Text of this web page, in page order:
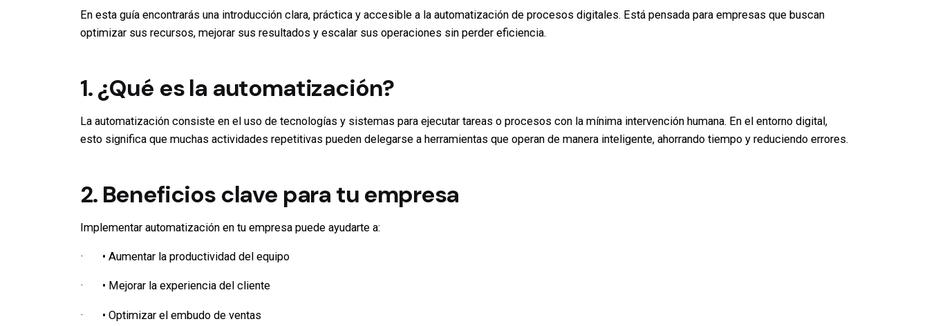
En esta guía encontrarás una introducción clara, práctica y accesible a la automatización de procesos digitales. Está pensada para empresas que buscan
optimizar sus recursos, mejorar sus resultados y escalar sus operaciones sin perder eficiencia.
1. ¿Qué es la automatización?
La automatización consiste en el uso de tecnologías y sistemas para ejecutar tareas o procesos con la mínima intervención humana. En el entorno digital,
esto significa que muchas actividades repetitivas pueden delegarse a herramientas que operan de manera inteligente, ahorrando tiempo y reduciendo errores.
2. Beneficios clave para tu empresa
Implementar automatización en tu empresa puede ayudarte a:
· • Aumentar la productividad del equipo
· • Mejorar la experiencia del cliente
· • Optimizar el embudo de ventas